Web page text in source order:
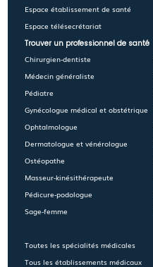
Espace établissement de santé
Espace télésecrétariat
Trouver un professionnel de santé
Chirurgien-dentiste
Médecin généraliste
Pédiatre
Gynécologue médical et obstétrique
Ophtalmologue
Dermatologue et vénérologue
Ostéopathe
Masseur-kinésithérapeute
Pédicure-podologue
Sage-femme
Toutes les spécialités médicales
Tous les établissements médicaux